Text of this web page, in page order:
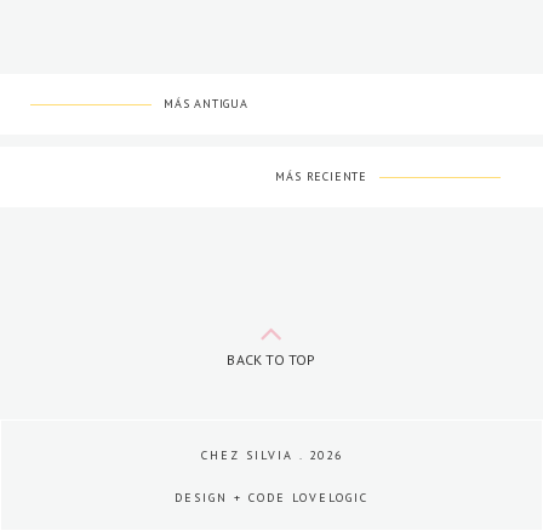
MÁS ANTIGUA
MÁS RECIENTE
BACK TO TOP
CHEZ SILVIA . 2026
DESIGN + CODE LOVELOGIC